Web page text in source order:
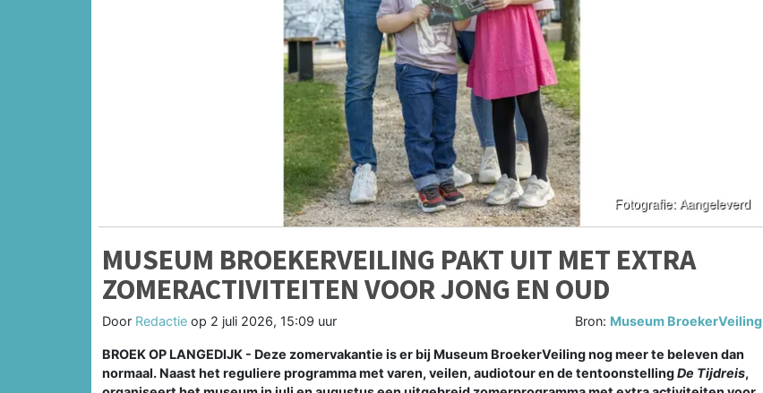
MUSEUM BROEKERVEILING PAKT UIT MET EXTRA
ZOMERACTIVITEITEN VOOR JONG EN OUD
Door Redactie op 2 juli 2026, 15:09 uur Bron: Museum BroekerVeiling
BROEK OP LANGEDIJK - Deze zomervakantie is er bij Museum BroekerVeiling nog meer te beleven dan
normaal. Naast het reguliere programma met varen, veilen, audiotour en de tentoonstellingDe Tijdreis,